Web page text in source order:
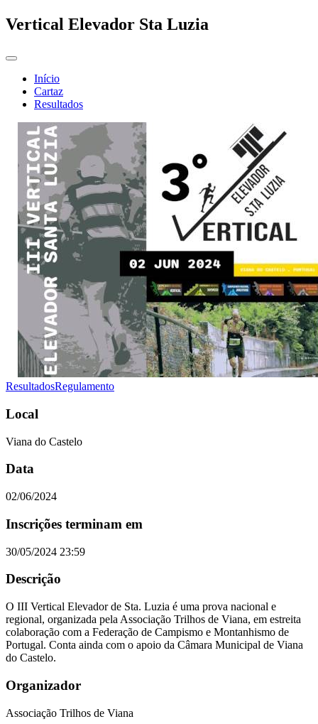
Vertical Elevador Sta Luzia
Início
Cartaz
Resultados
ResultadosRegulamento
Local
Viana do Castelo
Data
02/06/2024
Inscrições terminam em
30/05/2024 23:59
Descrição
O III Vertical Elevador de Sta. Luzia é uma prova nacional e
regional, organizada pela Associação Trilhos de Viana, em estreita
colaboração com a Federação de Campismo e Montanhismo de
Portugal. Conta ainda com o apoio da Câmara Municipal de Viana
do Castelo.
Organizador
Associação Trilhos de Viana